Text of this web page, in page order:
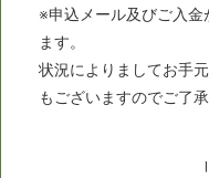
※申込メール及びご入金
ます。
状況によりましてお手
もございますのでご了承
|